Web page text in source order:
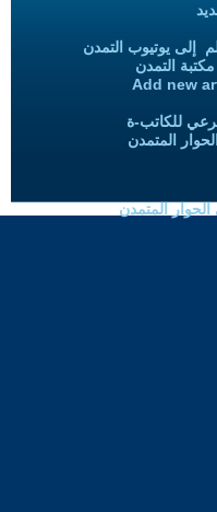
إلى يوتيوب التمدن
التمدن
Add new
للكاتب-ة
المتمدن
المتمدن